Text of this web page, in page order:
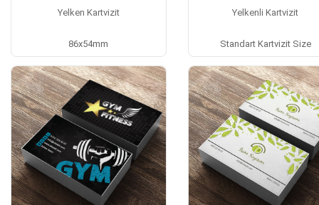
Yelken Kartvizit
86x54mm
Yelkenli Kartvizit
Standart Kartvizit Size